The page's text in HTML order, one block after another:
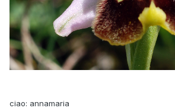
ciao: annamaria